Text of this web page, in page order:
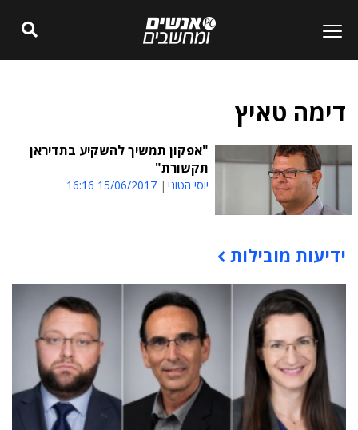
דימה טאיץ
"אפקון תמשיך להשקיע בתדיראן
תקשורת"
יוסי הטוני 15/06/2017 16:16
תוכן פרסומי
ידיעות מובילות